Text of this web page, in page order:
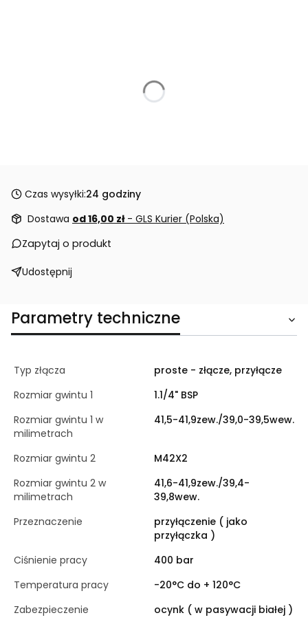
Czas wysyłki:24 godziny
Dostawa od 16,00 zł - GLS Kurier (Polska)
Zapytaj o produkt
Udostępnij
Parametry techniczne
Typ złącza
proste - złącze, przyłącze
Rozmiar gwintu 1
1.1/4" BSP
Rozmiar gwintu 1 w
milimetrach
41,5-41,9zew./39,0-39,5wew.
Rozmiar gwintu 2
M42X2
Rozmiar gwintu 2 w
milimetrach
41,6-41,9zew./39,4-
39,8wew.
Przeznaczenie
przyłączenie ( jako
przyłączka )
Ciśnienie pracy
400 bar
Temperatura pracy
-20°C do + 120°C
Zabezpieczenie
ocynk ( w pasywacji białej )